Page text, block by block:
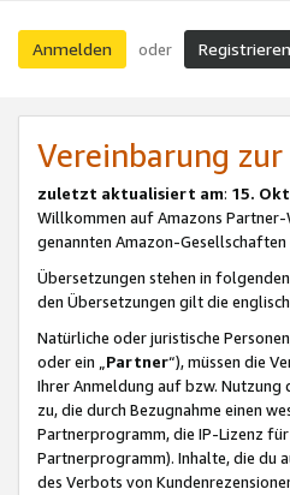
Anmelden oder Registrieren
Vereinbarung
zuletzt aktualisiert am: 15.
Willkommen auf Amazons Partner-
genannten Amazon-Gesellschaften
Übersetzungen stehen in
den Übersetzungen gilt die
Natürliche oder juristische
oder ein „Partner“), müssen die
Ihrer Anmeldung auf bzw.
zu, die durch Bezugnahme einen
Partnerprogramm, die IP-Lizenz
Partnerprogramm). Inhalte, die du
des Verbots von